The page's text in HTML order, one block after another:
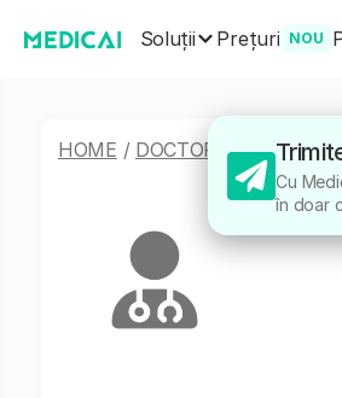
Soluții Prețuri NOU
HOME / DOCTORI /DANIELA
Cu
în doar